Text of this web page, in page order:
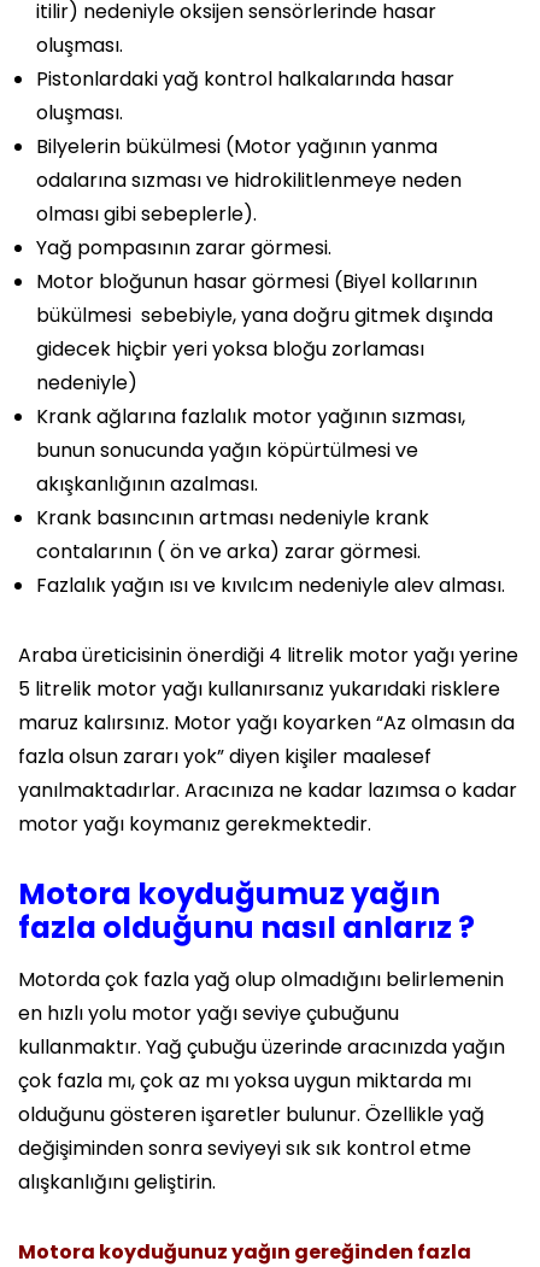
itilir) nedeniyle oksijen sensörlerinde hasar
oluşması.
Pistonlardaki yağ kontrol halkalarında hasar
oluşması.
Bilyelerin bükülmesi (Motor yağının yanma
odalarına sızması ve hidrokilitlenmeye neden
olması gibi sebeplerle).
Yağ pompasının zarar görmesi.
Motor bloğunun hasar görmesi (Biyel kollarının
bükülmesi sebebiyle, yana doğru gitmek dışında
gidecek hiçbir yeri yoksa bloğu zorlaması
nedeniyle)
Krank ağlarına fazlalık motor yağının sızması,
bunun sonucunda yağın köpürtülmesi ve
akışkanlığının azalması.
Krank basıncının artması nedeniyle krank
contalarının ( ön ve arka) zarar görmesi.
Fazlalık yağın ısı ve kıvılcım nedeniyle alev alması.
Araba üreticisinin önerdiği 4 litrelik motor yağı yerine
5 litrelik motor yağı kullanırsanız yukarıdaki risklere
maruz kalırsınız. Motor yağı koyarken “Az olmasın da
fazla olsun zararı yok” diyen kişiler maalesef
yanılmaktadırlar. Aracınıza ne kadar lazımsa o kadar
motor yağı koymanız gerekmektedir.
Motora koyduğumuz yağın
fazla olduğunu nasıl anlarız ?
Motorda çok fazla yağ olup olmadığını belirlemenin
en hızlı yolu motor yağı seviye çubuğunu
kullanmaktır. Yağ çubuğu üzerinde aracınızda yağın
çok fazla mı, çok az mı yoksa uygun miktarda mı
olduğunu gösteren işaretler bulunur. Özellikle yağ
değişiminden sonra seviyeyi sık sık kontrol etme
alışkanlığını geliştirin.
Motora koyduğunuz yağın gereğinden fazla